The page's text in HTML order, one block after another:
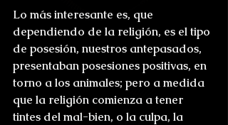
Lo más interesante es, que
dependiendo de la religión, es el tipo
de posesión, nuestros antepasados,
presentaban posesiones positivas, en
torno a los animales; pero a medida
que la religión comienza a tener
tintes del mal-bien, o la culpa, la